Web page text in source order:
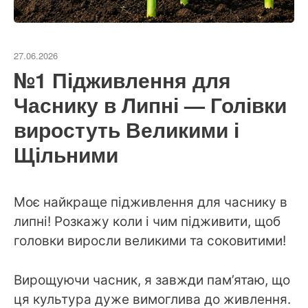
27.06.2026
№1 Підживлення для
Часнику в Липні — Голівки
виростуть Великими і
Щільними
Моє найкраще підживлення для часнику в
липні! Розкажу коли і чим підживити, щоб
головки виросли великими та соковитими!
Вирощуючи часник, я завжди пам’ятаю, що
ця культура дуже вимоглива до живлення.